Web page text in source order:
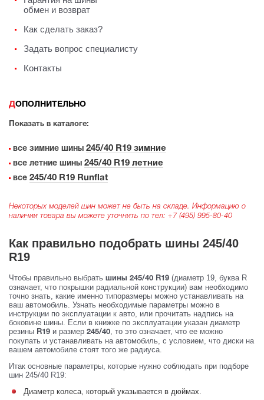
обмен и возврат
Как сделать заказ?
Задать вопрос специалисту
Контакты
ДОПОЛНИТЕЛЬНО
Показать в каталоге:
все зимние шины 245/40 R19 зимние
все летние шины 245/40 R19 летние
все 245/40 R19 Runflat
Некоторых моделей шин может не быть на складе. Информацию о
наличии товара вы можете уточнить по тел: +7 (495) 995-80-40
Как правильно подобрать шины 245/40
R19
Чтобы правильно выбрать шины 245/40 R19 (диаметр 19, буква R
означает, что покрышки радиальной конструкции) вам необходимо
точно знать, какие именно типоразмеры можно устанавливать на
ваш автомобиль. Узнать необходимые параметры можно в
инструкции по эксплуатации к авто, или прочитать надпись на
боковине шины. Если в книжке по эксплуатации указан диаметр
резины R19 и размер 245/40, то это означает, что ее можно
покупать и устанавливать на автомобиль, с условием, что диски на
вашем автомобиле стоят того же радиуса.
Итак основные параметры, которые нужно соблюдать при подборе
шин 245/40 R19:
Диаметр колеса, который указывается в дюймах.